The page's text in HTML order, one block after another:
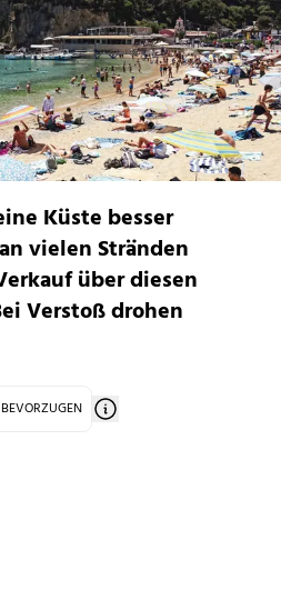
Küste besser
vielen Stränden
über diesen
Verstoß drohen